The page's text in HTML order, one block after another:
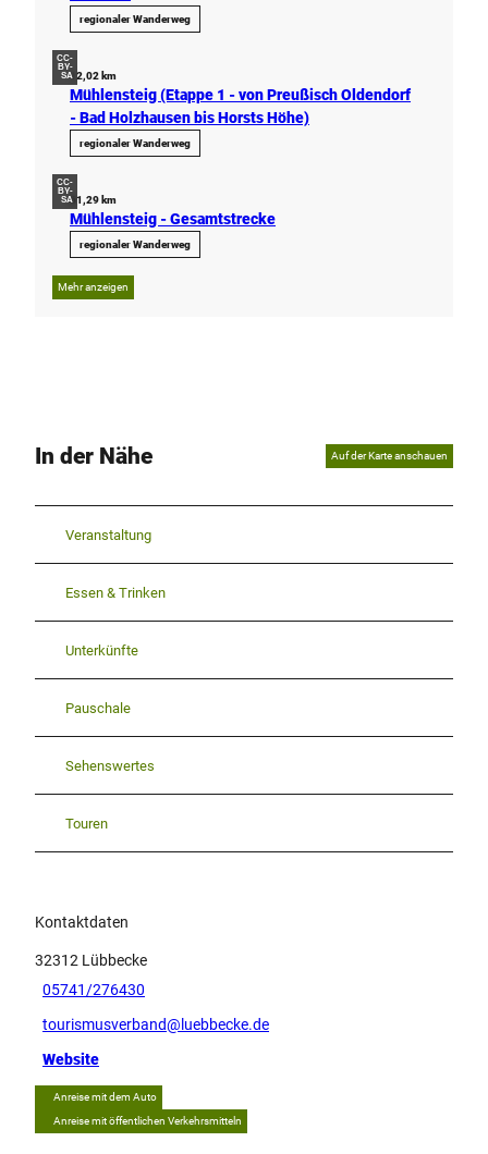
regionaler Wanderweg
CC-
BY-
SA12,02 km
Mühlensteig (Etappe 1 - von Preußisch Oldendorf
- Bad Holzhausen bis Horsts Höhe)
regionaler Wanderweg
CC-
BY-
SA61,29 km
Mühlensteig - Gesamtstrecke
regionaler Wanderweg
Mehr anzeigen
In der Nähe Auf der Karte anschauen
Veranstaltung
Essen & Trinken
Unterkünfte
Pauschale
Sehenswertes
Touren
Kontaktdaten
32312 Lübbecke
05741/276430
tourismusverband@luebbecke.de
Website
Anreise mit dem Auto
Anreise mit öffentlichen Verkehrsmitteln